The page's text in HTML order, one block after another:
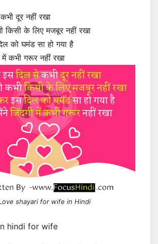
दूर नहीं रखा
किसी के लिए मजबूर नहीं रखा
को घमंड सा हो गया है
में कभी गरूर नहीं रखा
shayari for wife in Hindi
hindi for wife